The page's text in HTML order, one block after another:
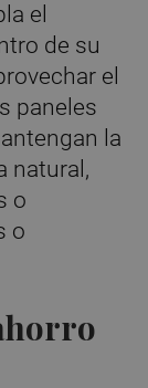
el
de su
el
paneles
la
natural,
o
o